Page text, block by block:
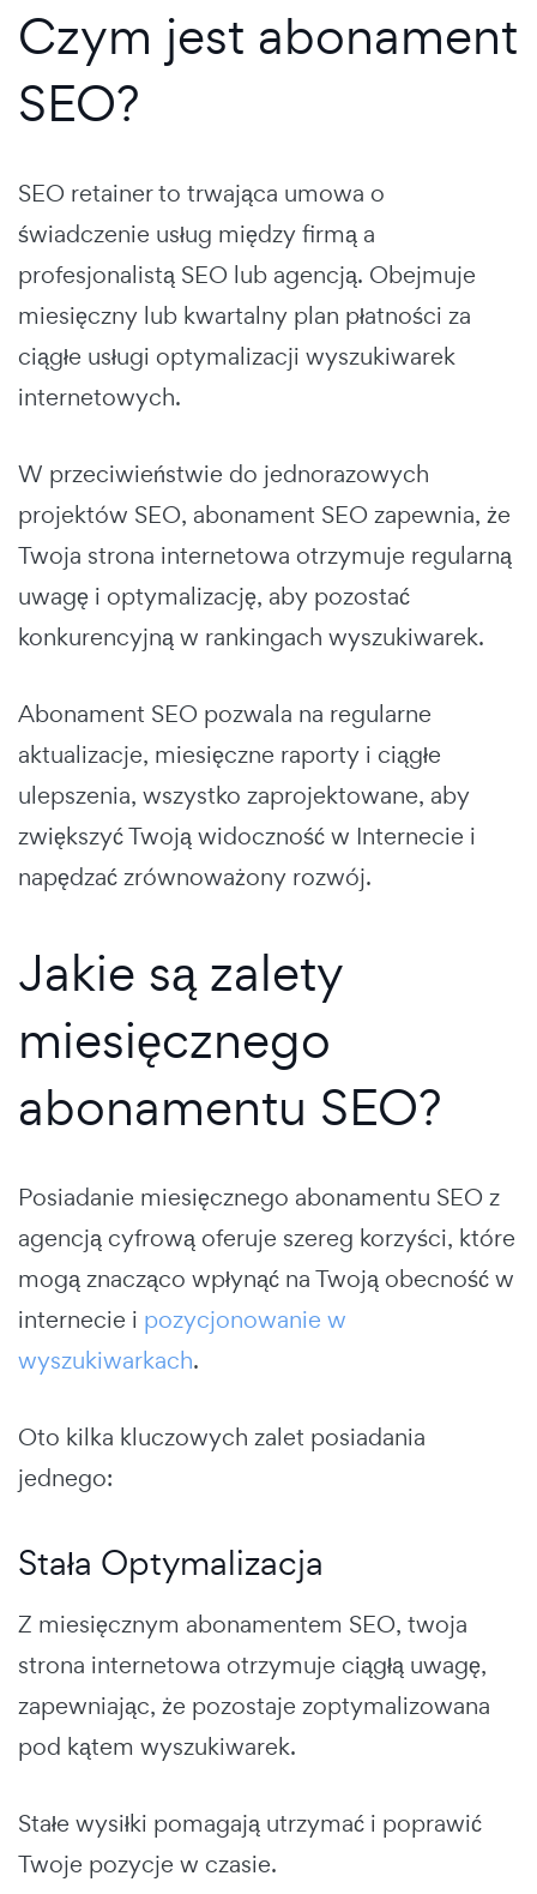
Czym jest abonament
SEO?
SEO retainer to trwająca umowa o
świadczenie usług między firmą a
profesjonalistą SEO lub agencją. Obejmuje
miesięczny lub kwartalny plan płatności za
ciągłe usługi optymalizacji wyszukiwarek
internetowych.
W przeciwieństwie do jednorazowych
projektów SEO, abonament SEO zapewnia, że
Twoja strona internetowa otrzymuje regularną
uwagę i optymalizację, aby pozostać
konkurencyjną w rankingach wyszukiwarek.
Abonament SEO pozwala na regularne
aktualizacje, miesięczne raporty i ciągłe
ulepszenia, wszystko zaprojektowane, aby
zwiększyć Twoją widoczność w Internecie i
napędzać zrównoważony rozwój.
Jakie są zalety
miesięcznego
abonamentu SEO?
Posiadanie miesięcznego abonamentu SEO z
agencją cyfrową oferuje szereg korzyści, które
mogą znacząco wpłynąć na Twoją obecność w
internecie i pozycjonowanie w
wyszukiwarkach.
Oto kilka kluczowych zalet posiadania
jednego:
Stała Optymalizacja
Z miesięcznym abonamentem SEO, twoja
strona internetowa otrzymuje ciągłą uwagę,
zapewniając, że pozostaje zoptymalizowana
pod kątem wyszukiwarek.
Stałe wysiłki pomagają utrzymać i poprawić
Twoje pozycje w czasie.